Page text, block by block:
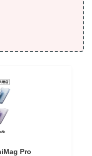
Pro